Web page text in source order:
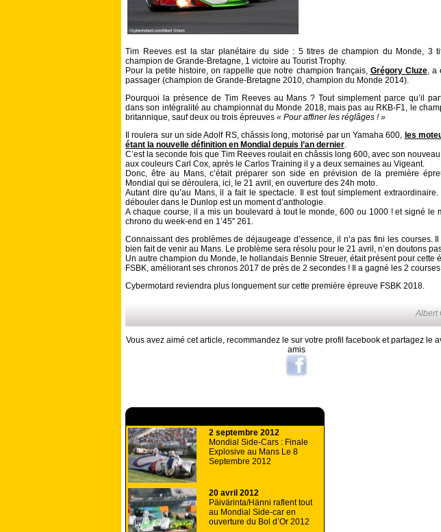
Tim Reeves est la star planétaire du side : 5 titres de champion du Monde, 3
champion de Grande-Bretagne, 1 victoire au Tourist Trophy.
Pour la petite histoire, on rappelle que notre champion français, Grégory Cluze, a
passager (champion de Grande-Bretagne 2010, champion du Monde 2014).
Pourquoi la présence de Tim Reeves au Mans ? Tout simplement parce qu’il
dans son intégralité au championnat du Monde 2018, mais pas au RKB-F1, le
britannique, sauf deux ou trois épreuves « Pour affiner les réglâges ! »
Il roulera sur un side Adolf RS, châssis long, motorisé par un Yamaha 600, les
étant la nouvelle définition en Mondial depuis l’an dernier.
C’est la seconde fois que Tim Reeves roulait en châssis long 600, avec son
aux couleurs Carl Cox, après le Carlos Training il y a deux semaines au Vigeant.
Donc, être au Mans, c’était préparer son side en prévision de la première
Mondial qui se déroulera, ici, le 21 avril, en ouverture des 24h moto.
Autant dire qu’au Mans, il a fait le spectacle. Il est tout simplement
débouler dans le Dunlop est un moment d’anthologie.
A chaque course, il a mis un boulevard à tout le monde, 600 ou 1000 ! et signé le
chrono du week-end en 1’45" 261.
Connaissant des problèmes de déjaugeage d’essence, il n’a pas fini les courses.
bien fait de venir au Mans. Le problème sera résolu pour le 21 avril, n’en doutons
Un autre champion du Monde, le hollandais Bennie Streuer, était présent pour cette
FSBK, améliorant ses chronos 2017 de près de 2 secondes ! Il a gagné les 2
Cybermotard reviendra plus longuement sur cette première épreuve FSBK 2018.
Albert
Vous avez aimé cet article, recommandez le sur votre profil facebook et partagez le
amis
2 septembre 2012
Mondial Side-Cars : Finale
Explosive au Mans Le 8
Septembre 2012
20 avril 2012
Päivärinta/Hänni raflent tout
au Mondial Side-car en
ouverture du Bol d’Or 2012